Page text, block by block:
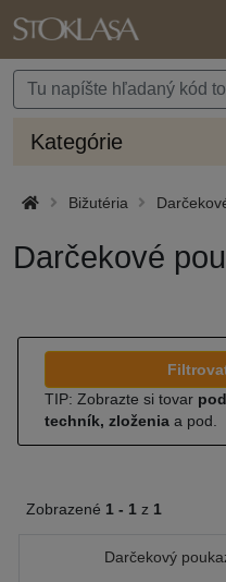
Kategórie
Bižutéria
Darčekové
TIP: Zobrazte si tovar
techník, zloženia a pod.
Zobrazené 1 - 1 z 1
Darčekový